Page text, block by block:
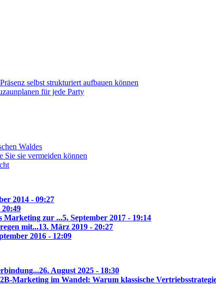
selbst strukturiert aufbauen können
für jede Party
Waldes
Sie sie vermeiden können
2014 - 09:27
20:49
Marketing zur ...5. September 2017 - 19:14
mit...13. März 2019 - 20:27
2016 - 12:09
26. August 2025 - 18:30
Marketing im Wandel: Warum klassische